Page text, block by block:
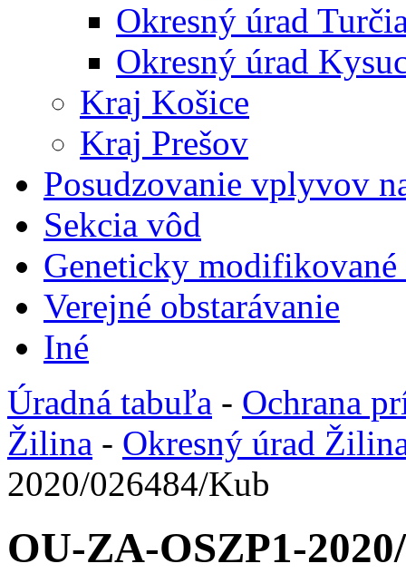
Okresný úrad
Okresný úrad
Kraj Košice
Kraj Prešov
Posudzovanie vplyvov
Sekcia vôd
Geneticky
Verejné obstarávanie
Iné
Úradná tabuľa - Ochrana
Žilina - Okresný úrad
2020/026484/Kub
OU-ZA-OSZP1-